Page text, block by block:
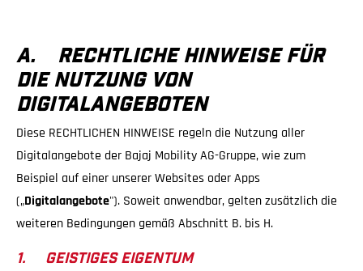
A. RECHTLICHE HINWEISE FÜR
DIE NUTZUNG VON
DIGITALANGEBOTEN
Diese RECHTLICHEN HINWEISE regeln die Nutzung aller
Digitalangebote der Bajaj Mobility AG-Gruppe, wie zum
Beispiel auf einer unserer Websites oder Apps
(„Digitalangebote"). Soweit anwendbar, gelten zusätzlich die
weiteren Bedingungen gemäß Abschnitt B. bis H.
1. GEISTIGES EIGENTUM